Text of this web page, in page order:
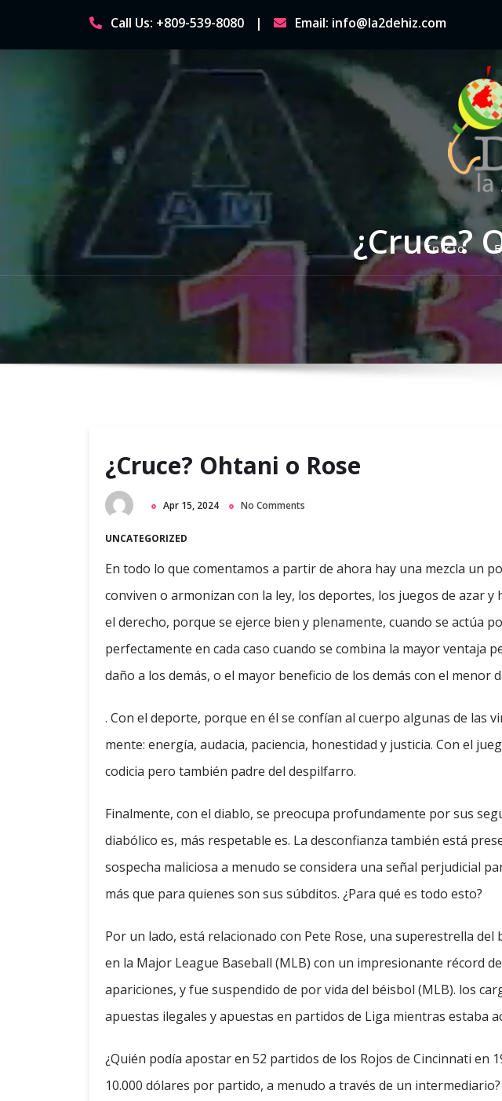
content
Call Us: +809-539-8080 Email: info@la2dehiz.com
P
r
i
a
r
Inicio
¿Cruce?
¿Cruce? Ohtani o Rose
Apr 15, 2024 No Comments
UNCATEGORIZED
En todo lo que comentamos a partir de ahora hay una mezcla un
conviven o armonizan con la ley, los deportes, los juegos de azar y
el derecho, porque se ejerce bien y plenamente, cuando se actúa
perfectamente en cada caso cuando se combina la mayor ventaja
daño a los demás, o el mayor beneficio de los demás con el menor
. Con el deporte, porque en él se confían al cuerpo algunas de las
mente: energía, audacia, paciencia, honestidad y justicia. Con el
codicia pero también padre del despilfarro.
Finalmente, con el diablo, se preocupa profundamente por sus
diabólico es, más respetable es. La desconfianza también está
sospecha maliciosa a menudo se considera una señal perjudicial
más que para quienes son sus súbditos. ¿Para qué es todo esto?
Por un lado, está relacionado con Pete Rose, una superestrella del
en la Major League Baseball (MLB) con un impresionante récord
apariciones, y fue suspendido de por vida del béisbol (MLB). los
apuestas ilegales y apuestas en partidos de Liga mientras estaba
¿Quién podía apostar en 52 partidos de los Rojos de Cincinnati en
10.000 dólares por partido, a menudo a través de un